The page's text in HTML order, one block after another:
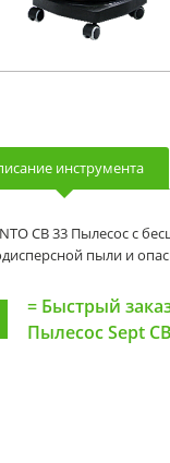
инструмента
CB 33 Пылесос с
пыли и
= Быстрый
Пылесос Sept